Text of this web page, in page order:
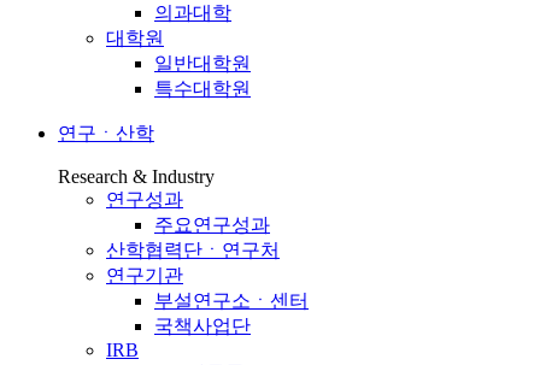
의과대학
대학원
일반대학원
특수대학원
연구ㆍ산학
Research & Industry
연구성과
주요연구성과
산학협력단ㆍ연구처
연구기관
부설연구소ㆍ센터
국책사업단
IRB